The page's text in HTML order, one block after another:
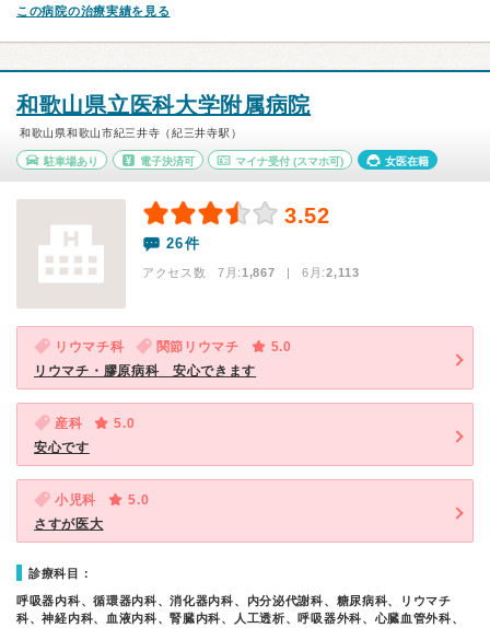
この病院の治療実績を見る
和歌山県立医科大学附属病院
和歌山県和歌山市紀三井寺（紀三井寺駅）
駐車場あり 電子決済可 マイナ受付 (スマホ可) 女医在籍
3.52
26件
アクセス数 7月:1,867 | 6月:2,113
リウマチ科 関節リウマチ
5.0
リウマチ・膠原病科 安心できます
産科
5.0
安心です
小児科
5.0
さすが医大
診療科目：
呼吸器内科、循環器内科、消化器内科、内分泌代謝科、糖尿病科、リウマチ
科、神経内科、血液内科、腎臓内科、人工透析、呼吸器外科、心臓血管外科、